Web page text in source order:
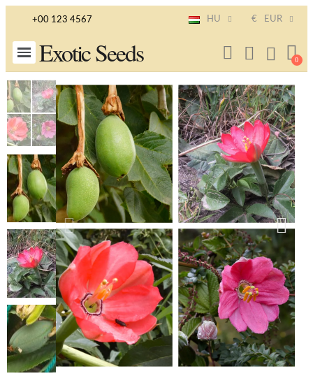
+00 123 4567 HU € EUR
Exotic Seeds